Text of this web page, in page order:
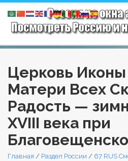
Церковь
Матери Всех
Радость —
XVIII века при
Главная / Раздел России / 67 RUS